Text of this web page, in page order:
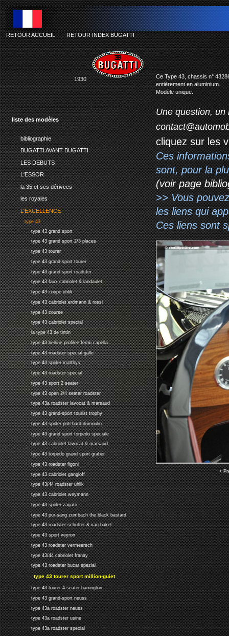
liste des modèles
bibliographie
BUGATTI AVANT BUGATTI
LES DEBUTS
L'ESSOR
la 35 et ses dérivees
les royales
L'EXCELLENCE
type 43
type 43 grand sport
type 43 grand sport 2/3 places
type 43 tourer
type 43 grand-sport tourer
type 43 grand sport roadster
type 43 faux cabriolet & landaulet
type 43 coupe uhlik
type 43 cabriolet erdmann & rossi
type 43 course
type 43 cabriolet special
la type 43 de tintin
type 43 berline profilee fermi capella
type 43 roadster special galle
type 43 spider matthys
type 43 roadster special
type 43 sport 2 seater
type 43 open 2/4 seater roadster
type 43a roadster lavocat & marsaud
type 43 grand-sport tourist trophy
type 43 spider pritchard-dumoulin
type 43 grand sport torpedo speciale
type 43 cabriolet lavocat & marsaud
type 43 torpedo grand sport graber
type 43 roadster figoni
type 43 cabriolet gangloff
type 43/44 roadster uhlik
type 43 cabriolet weymann
type 43 spider zagato
type 43 pur-sang zumbach the black bastard
type 43 roadster schutter & van bakel
type 43 sport veyron
type 43 roadster vermeersch
type 43/44 cabriolet franay
type 43 roadster bucar spezial
type 43 tourer sport million-guiet
type 43 tourer 4 seater harrington
type 43 grand-sport neuss
type 43a roadster neuss
type 43a roadster usine
type 43a roadster special
RETOUR ACCUEIL-RETOUR INDEX BUGATTI
1930
Ce Type 43, chassis n°
entièrement en aluminium.
Modèle unique.
Une question, un
cliquez sur les
Ces
sont, pour la
(voir page
>> Vous
les liens qui
Ces liens sont
<